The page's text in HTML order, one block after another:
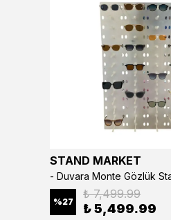
STAND MARKET
%27
₺ 7,499.99
₺ 5,499.99